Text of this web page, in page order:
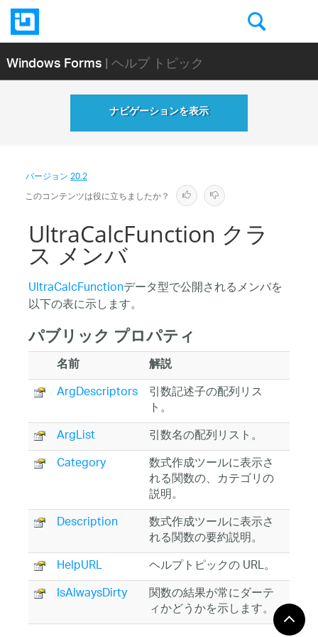
Windows Forms| ヘルプ トピック
ナビゲーションを表示
バージョン20.2
このコンテンツは役に立ちましたか？
UltraCalcFunction クラ
ス メンバ
UltraCalcFunctionデータ型で公開されるメンバを
以下の表に示します。
パブリック プロパティ
名前 解説
ArgDescriptors 引数記述子の配列リス
ト。
ArgList
引数名の配列リスト。
Category
数式作成ツールに表示さ
れる関数の、カテゴリの
説明。
Description
数式作成ツールに表示さ
れる関数の要約説明。
HelpURL
ヘルプトピックの URL。
IsAlwaysDirty
関数の結果が常にダーテ
ィかどうかを示します。